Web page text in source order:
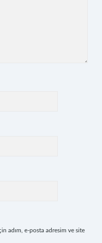
adım, e-posta adresim ve site